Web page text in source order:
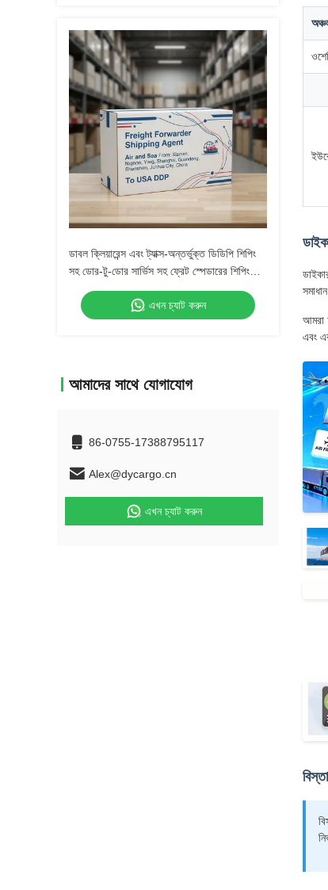
ডাবল ক্লিয়ারেন্স এবং ট্যাক্স-অন্তর্ভুক্ত ডিডিপি শিপিং
সহ ডোর-টু-ডোর সার্ভিস সহ ফ্রেট স্পেডারের শিপিং
এখন চ্যাট করুন
আমাদের সাথে যোগাযোগ
86-0755-17388795117
Alex@dycargo.cn
এখন চ্যাট করুন
আমরা
এবং